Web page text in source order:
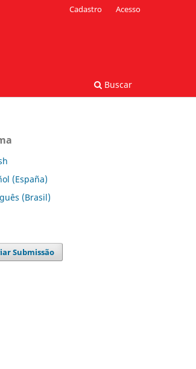
Buscar
Cadastro Acesso
(España)
(Brasil)
Submissão